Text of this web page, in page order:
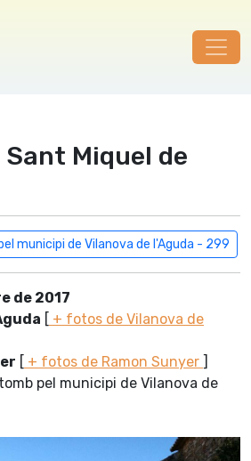
Sant Miquel de
municipi de Vilanova de l'Aguda - 299
de 2017
[ + fotos de Vilanova de
[ + fotos de Ramon Sunyer ]
pel municipi de Vilanova de